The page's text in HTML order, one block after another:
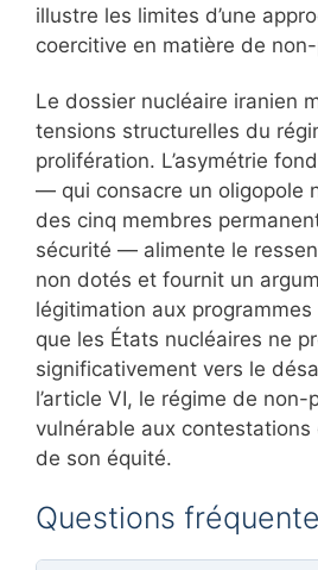
illustre les limites d’une
coercitive en matière de
Le dossier nucléaire iranien
tensions structurelles du
prolifération. L’asymétrie
— qui consacre un oligopole
des cinq membres
sécurité — alimente le
non dotés et fournit un
légitimation aux
que les États nucléaires ne
significativement vers le
l’article VI, le régime de
vulnérable aux
de son équité.
Questions